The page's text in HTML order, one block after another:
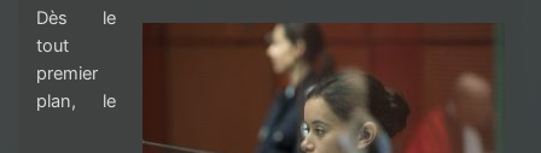
Dès le
tout
premier
plan, le